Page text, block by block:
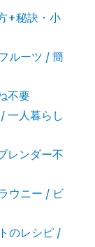
+秘訣・小
ルーツ / 簡
不要
一人暮らし
レンダー不
ウニー / ビ
のレシピ /